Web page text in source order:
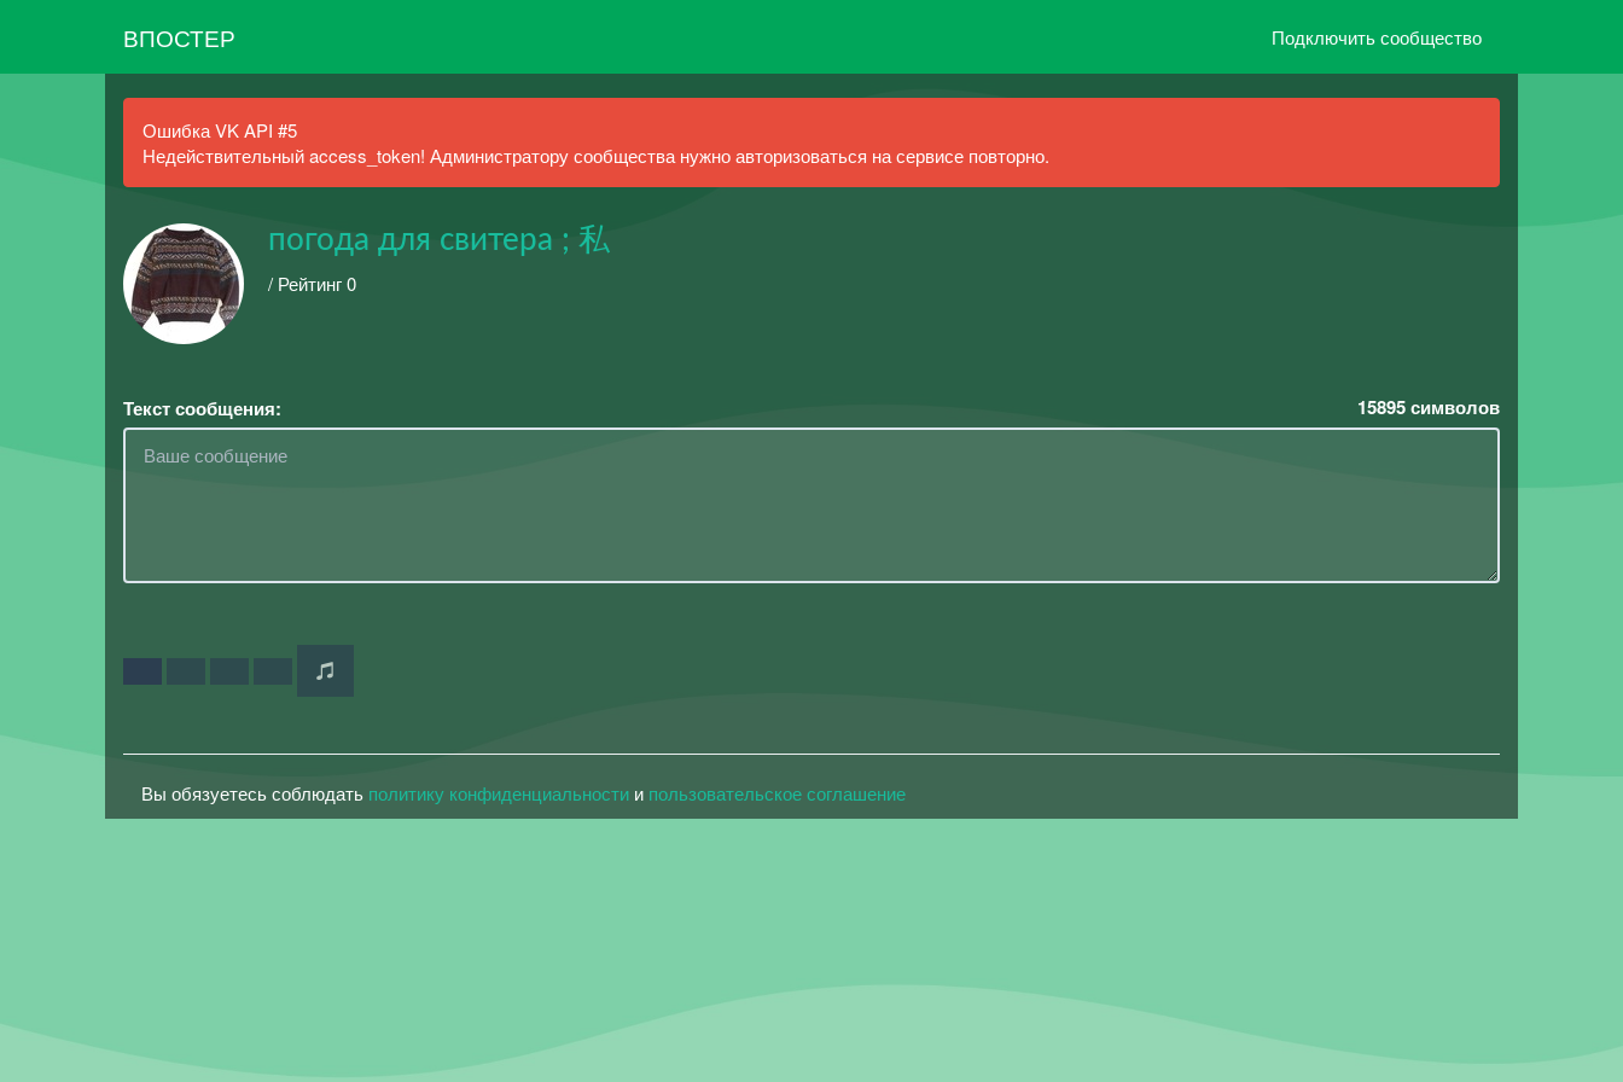
ВПОСТЕР Подключить сообщество
Ошибка VK API #5
Недействительный access_token! Администратору сообщества нужно авторизоваться на сервисе повторно.
погода для свитера ; 私
/ Рейтинг 0
Текст сообщения: 15895символов
Вы обязуетесь соблюдать политику конфиденциальности и пользовательское соглашение